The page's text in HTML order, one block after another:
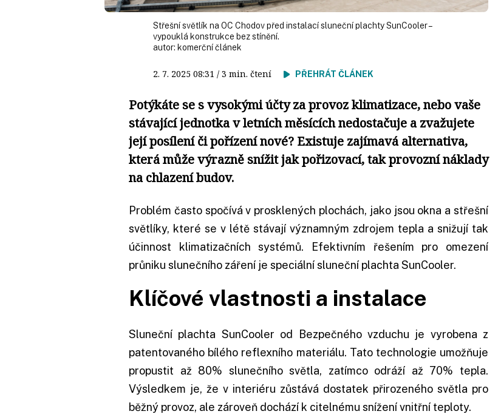
Střešní světlík na OC Chodov před instalací sluneční plachty SunCooler –
vypouklá konstrukce bez stínění.
autor: komerční článek
2. 7. 2025 08:31 / 3 min. čtení PŘEHRÁT ČLÁNEK
Potýkáte se s vysokými účty za provoz klimatizace, nebo vaše
stávající jednotka v letních měsících nedostačuje a zvažujete
její posílení či pořízení nové? Existuje zajímavá alternativa,
která může výrazně snížit jak pořizovací, tak provozní náklady
na chlazení budov.
Problém často spočívá v prosklených plochách, jako jsou okna a střešní
světlíky, které se v létě stávají významným zdrojem tepla a snižují tak
účinnost klimatizačních systémů. Efektivním řešením pro omezení
průniku slunečního záření je speciální sluneční plachta SunCooler.
Klíčové vlastnosti a instalace
Sluneční plachta SunCooler od Bezpečného vzduchu je vyrobena z
patentovaného bílého reflexního materiálu. Tato technologie umožňuje
propustit až 80% slunečního světla, zatímco odráží až 70% tepla.
Výsledkem je, že v interiéru zůstává dostatek přirozeného světla pro
běžný provoz, ale zároveň dochází k citelnému snížení vnitřní teploty.